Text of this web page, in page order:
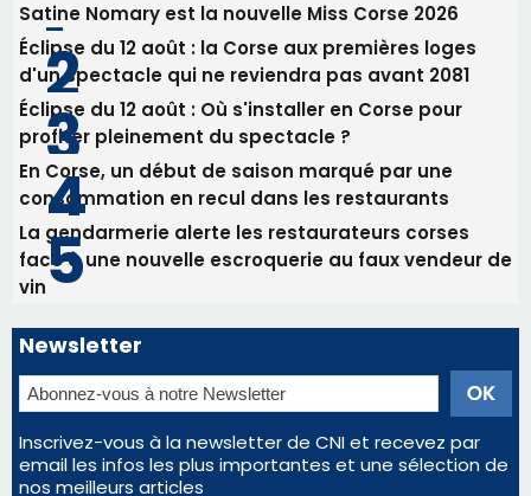
31/07/2026 08:24
Tennis - Début ce week-end du tournoi du
RCPV
Les plus lus
Satine Nomary est la nouvelle Miss Corse 2026
Éclipse du 12 août : la Corse aux premières loges
d'un spectacle qui ne reviendra pas avant 2081
Éclipse du 12 août : Où s'installer en Corse pour
profiter pleinement du spectacle ?
En Corse, un début de saison marqué par une
consommation en recul dans les restaurants
La gendarmerie alerte les restaurateurs corses
face à une nouvelle escroquerie au faux vendeur de